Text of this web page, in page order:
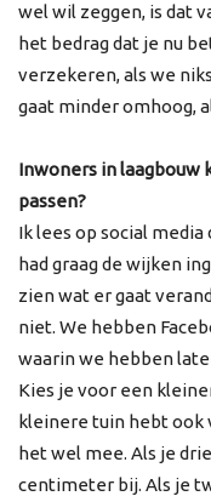
wel wil zeggen, is dat
het bedrag dat je nu
verzekeren, als we
gaat minder omhoog,
Inwoners in laagbouw
passen?
Ik lees op social
had graag de wijken
zien wat er gaat
niet. We hebben
waarin we hebben
Kies je voor een
kleinere tuin hebt ook
het wel mee. Als je
centimeter bij. Als je